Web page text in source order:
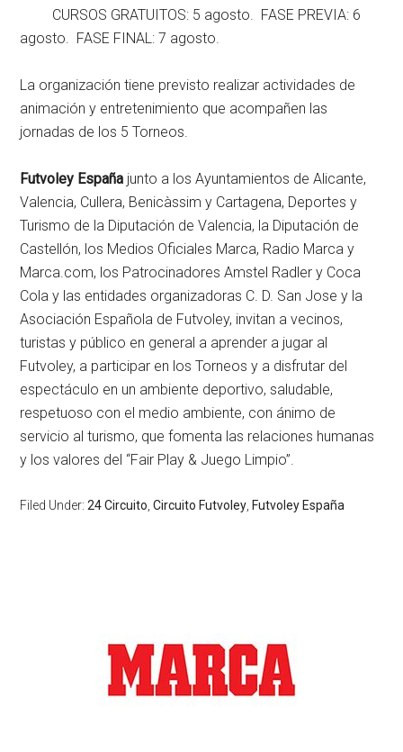
CURSOS GRATUITOS: 5 agosto. FASE PREVIA: 6
agosto. FASE FINAL: 7 agosto.
La organización tiene previsto realizar actividades de
animación y entretenimiento que acompañen las
jornadas de los 5 Torneos.
Futvoley España junto a los Ayuntamientos de Alicante,
Valencia, Cullera, Benicàssim y Cartagena, Deportes y
Turismo de la Diputación de Valencia, la Diputación de
Castellón, los Medios Oficiales Marca, Radio Marca y
Marca.com, los Patrocinadores Amstel Radler y Coca
Cola y las entidades organizadoras C. D. San Jose y la
Asociación Española de Futvoley, invitan a vecinos,
turistas y público en general a aprender a jugar al
Futvoley, a participar en los Torneos y a disfrutar del
espectáculo en un ambiente deportivo, saludable,
respetuoso con el medio ambiente, con ánimo de
servicio al turismo, que fomenta las relaciones humanas
y los valores del “Fair Play & Juego Limpio”.
Filed Under:24 Circuito ,Circuito Futvoley Futvoley España